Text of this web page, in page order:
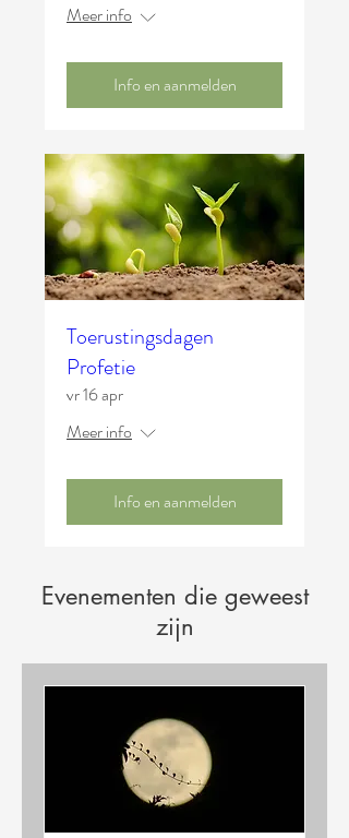
Meer info
Info en aanmelden
Toerustingsdagen
Profetie
vr 16 apr
Meer info
Info en aanmelden
Evenementen die geweest
zijn